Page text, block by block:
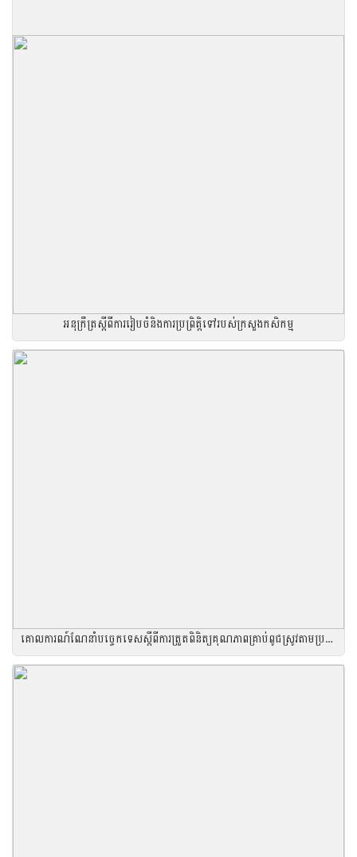
អនុក្រឹត្រស្តីពីការរៀបចំនិងការប្រព្រិត្តិទៅរបស់ក្រសួងកសិកម្ម
គោលការណ៍ណែនាំបច្ចេកទេសស្តីពីការត្រួតពិនិត្យគុណភាពគ្រាប់ពូជស្រូវតាមប្រព័ន្ធធានាគុណភាពពូជដំណាំ (ប.គ.ព)